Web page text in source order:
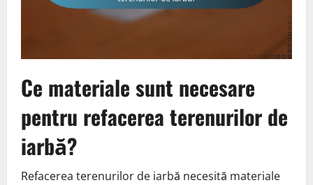
Ce materiale sunt necesare
pentru refacerea terenurilor de
iarbă?
Refacerea terenurilor de iarbă necesită materiale